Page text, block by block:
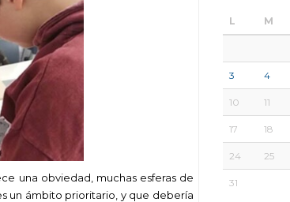
una obviedad, muchas esferas de
un ámbito prioritario, y que debería
L M
3 4
10 11
17 18
24 25
31